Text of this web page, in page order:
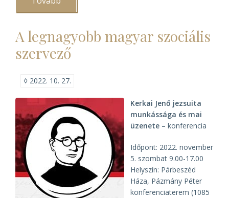
„Az
levéltári
kiadványa”
2022.
évi
A legnagyobb magyar szociális
szervező
◊ 2022. 10. 27.
Kerkai Jenő jezsuita
munkássága és mai
üzenete – konferencia
Időpont: 2022. november
5. szombat 9.00-17.00
Helyszín: Párbeszéd
Háza, Pázmány Péter
konferenciaterem (1085